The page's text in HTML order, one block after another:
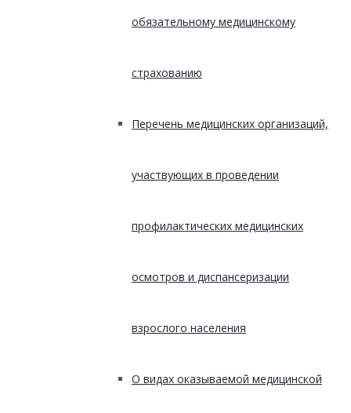
обязательному медицинскому
страхованию
Перечень медицинских организаций,
участвующих в проведении
профилактических медицинских
осмотров и диспансеризации
взрослого населения
О видах оказываемой медицинской